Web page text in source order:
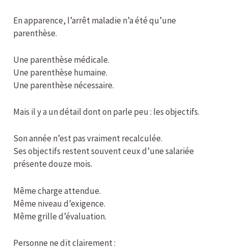
En apparence, l’arrêt maladie n’a été qu’une
parenthèse.
Une parenthèse médicale.
Une parenthèse humaine.
Une parenthèse nécessaire.
Mais il y a un détail dont on parle peu : les objectifs.
Son année n’est pas vraiment recalculée.
Ses objectifs restent souvent ceux d’une salariée
présente douze mois.
Même charge attendue.
Même niveau d’exigence.
Même grille d’évaluation.
Personne ne dit clairement :